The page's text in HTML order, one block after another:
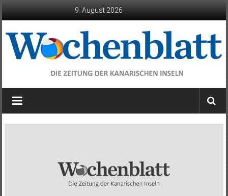
9. August 2026
Wochenblatt
die